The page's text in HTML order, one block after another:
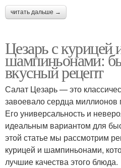
читать дальше →
Цезарь с курицей
шампиньонами:
вкусный рецепт
Салат Цезарь — это
завоевало сердца миллионов
Его универсальность и
идеальным вариантом для
этой статье мы рассмотрим
курицей и шампиньонами,
лучшие качества этого блюда.